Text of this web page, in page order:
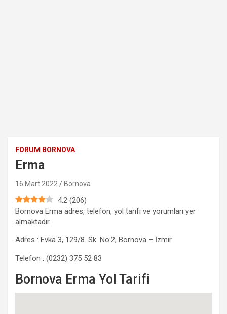
FORUM BORNOVA
Erma
16 Mart 2022 Bornova
4.2 (206)
Bornova Erma adres, telefon, yol tarifi ve yorumları yer
almaktadır.
Adres : Evka 3, 129/8. Sk. No:2, Bornova – İzmir
Telefon : (0232) 375 52 83
Bornova Erma Yol Tarifi